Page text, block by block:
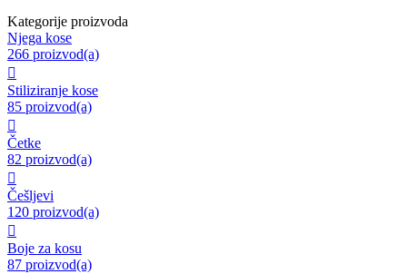
Kategorije proizvoda
Njega kose
266 proizvod(a)

Stiliziranje kose
85 proizvod(a)

Četke
82 proizvod(a)

Češljevi
120 proizvod(a)

Boje za kosu
87 proizvod(a)